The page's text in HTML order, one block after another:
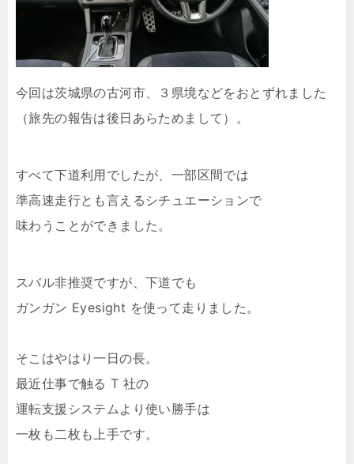
今回は茨城県の古河市、３県境などをおとずれました
（旅先の報告は後日あらためまして）。
すべて下道利用でしたが、一部区間では
準高速走行とも言えるシチュエーションで
味わうことができました。
スバル非推奨ですが、下道でも
ガンガン Eyesight を使って走りました。
そこはやはり一日の長。
最近仕事で触る T 社の
運転支援システムより使い勝手は
一枚も二枚も上手です。